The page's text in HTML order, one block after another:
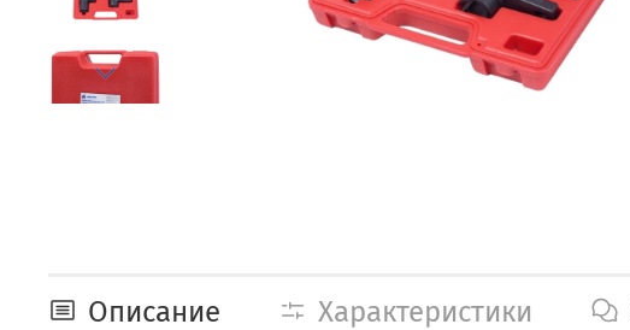
Описание Характеристики